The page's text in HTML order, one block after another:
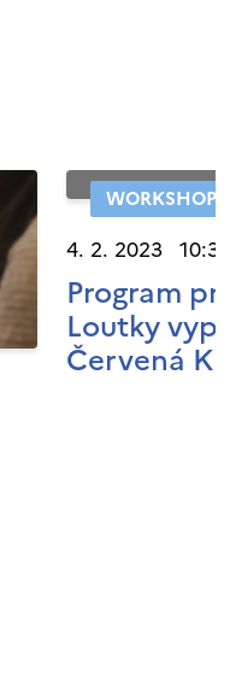
WORKSHOP
4. 2. 2023 10:30
Program
Loutky
Červená